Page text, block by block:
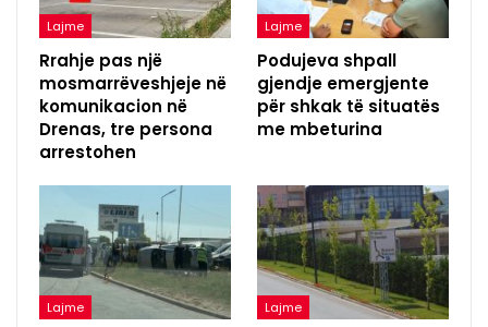
Lajme
Rrahje pas një
mosmarrëveshjeje në
komunikacion në
Drenas, tre persona
arrestohen
Lajme
Podujeva shpall
gjendje emergjente
për shkak të situatës
me mbeturina
Lajme Lajme